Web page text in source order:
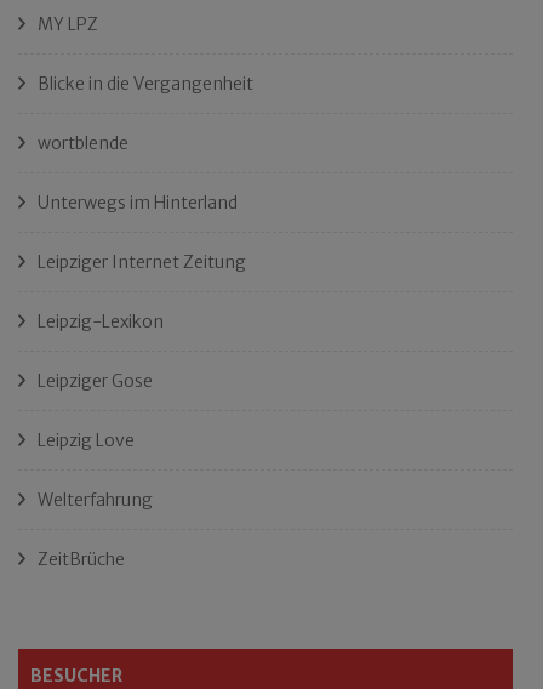
MY LPZ
Blicke in die Vergangenheit
wortblende
Unterwegs im Hinterland
Leipziger Internet Zeitung
Leipzig-Lexikon
Leipziger Gose
Leipzig Love
Welterfahrung
ZeitBrüche
BESUCHER